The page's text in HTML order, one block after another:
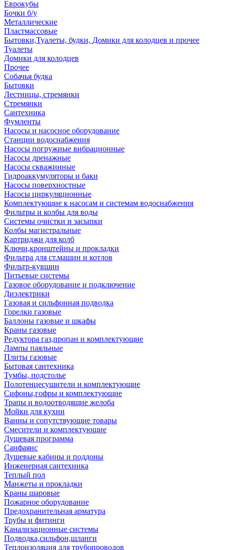
Еврокубы
Бочки б/у
Металлические
Пластмассовые
Бытовки,Туалеты, будки, Домики для колодцев и прочее
Туалеты
Домики для колодцев
Прочее
Собачья будка
Бытовки
Лестницы, стремянки
Стремянки
Сантехника
Фумленты
Насосы и насосное оборудование
Станции водоснабжения
Насосы погружные вибрационные
Насосы дренажные
Насосы скважинные
Гидроаккумуляторы и баки
Насосы поверхностные
Насосы циркуляционные
Комплектующие к насосам и системам водоснабжения
Фильтры и колбы для воды
Системы очистки и засыпки
Колбы магистральные
Картриджи для колб
Ключи,кронштейны и прокладки
Фильтра для ст.машин и котлов
Фильтр-кувшин
Питьевые системы
Газовое оборудование и подключение
Диэлектрики
Газовая и сильфонная подводка
Горелки газовые
Баллоны газовые и шкафы
Краны газовые
Редуктора газ,пропан и комплектующие
Лампы паяльные
Плиты газовые
Бытовая сантехника
Тумбы, подстолье
Полотенцесушители и комплектующие
Сифоны,гофры и комплектующие
Трапы и водоотводящие желоба
Мойки для кухни
Ванны и сопутствующие товары
Смесители и комплектующие
Душевая программа
Санфаянс
Душевые кабины и поддоны
Инженерная сантехника
Теплый пол
Манжеты и прокладки
Краны шаровые
Пожарное оборудование
Предохранительная арматура
Трубы и фитинги
Канализационные системы
Подводка,сильфон,шланги
Теплоизоляция для трубопроводов